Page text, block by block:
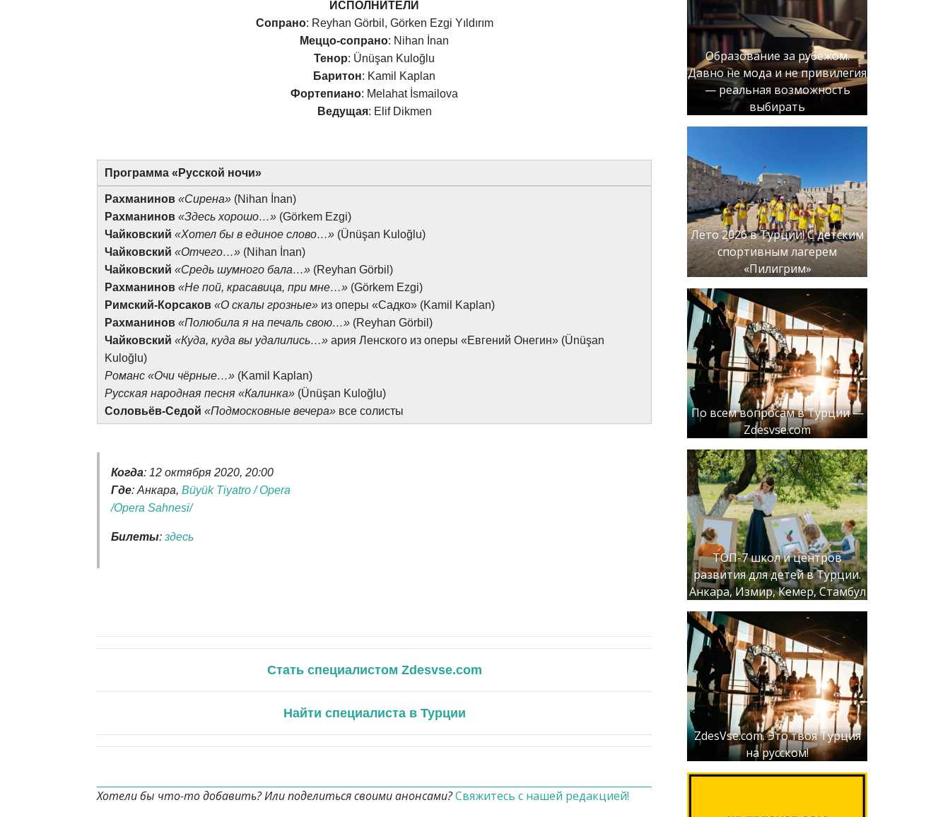
ИСПОЛНИТЕЛИ
Сопрано: Reyhan Görbil, Görken Ezgi Yıldırım
Меццо-сопрано: Nihan İnan
Тенор: Ünüşan Kuloğlu
Баритон: Kamil Kaplan
Фортепиано: Melahat İsmailova
Ведущая: Elif Dikmen
Программа «Русской ночи»
Рахманинов «Сирена» (Nihan İnan)
Рахманинов «Здесь хорошо…» (Görkem Ezgi)
Чайковский «Хотел бы в единое слово…» (Ünüşan Kuloğlu)
Чайковский «Отчего…» (Nihan İnan)
Чайковский «Средь шумного бала…» (Reyhan Görbil)
Рахманинов «Не пой, красавица, при мне…» (Görkem Ezgi)
Римский-Корсаков «О скалы грозные» из оперы «Садко» (Kamil Kaplan)
Рахманинов «Полюбила я на печаль свою…» (Reyhan Görbil)
Чайковский «Куда, куда вы удалились…» ария Ленского из оперы «Евгений Онегин» (Ünüşan
Kuloğlu)
Романс «Очи чёрные…» (Kamil Kaplan)
Русская народная песня «Калинка» (Ünüşan Kuloğlu)
Соловьёв-Седой «Подмосковные вечера» все солисты
Когда: 12 октября 2020, 20:00
Где: Анкара, Büyük Tiyatro / Opera
/Opera Sahnesi/
Билеты: здесь
Стать специалистом Zdesvse.com
Найти специалиста в Турции
Хотели бы что-то добавить? Или поделиться своими анонсами?Свяжитесь с нашей редакцией!
Образование за рубежом.
Давно не мода и не привилегия
— реальная возможность
выбирать
Лето 2026 в Турции! С детским
спортивным лагерем
«Пилигрим»
По всем вопросам в Турции —
Zdesvse.com
ТОП-7 школ и центров
развития для детей в Турции.
Анкара, Измир, Кемер, Стамбул
ZdesVse.com. Это твоя Турция
на русском!